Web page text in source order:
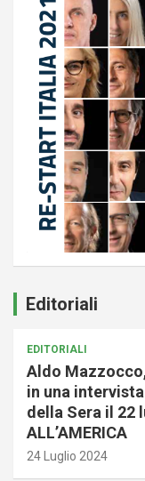
Editoriali
EDITORIALI
Aldo
in una
della Sera il 22
ALL’AMERICA
24 Luglio 2024